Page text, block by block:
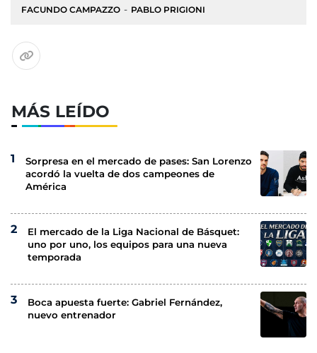
FACUNDO CAMPAZZO
PABLO PRIGIONI
MÁS LEÍDO
Sorpresa en el mercado de pases: San Lorenzo
acordó la vuelta de dos campeones de
América
El mercado de la Liga Nacional de Básquet:
uno por uno, los equipos para una nueva
temporada
Boca apuesta fuerte: Gabriel Fernández,
nuevo entrenador